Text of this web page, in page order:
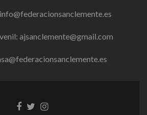
info@federacionsanclemente.es
ajsanclemente@gmail.com
Enlace
EnlaceEnlace